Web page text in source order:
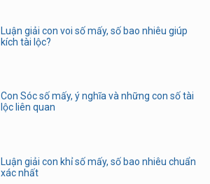
Luận giải con voi số mấy, số bao nhiêu giúp
kích tài lộc?
Con Sóc số mấy, ý nghĩa và những con số tài
lộc liên quan
Luận giải con khỉ số mấy, số bao nhiêu chuẩn
xác nhất